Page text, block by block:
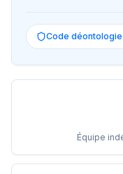
Code déontologie
Équipe